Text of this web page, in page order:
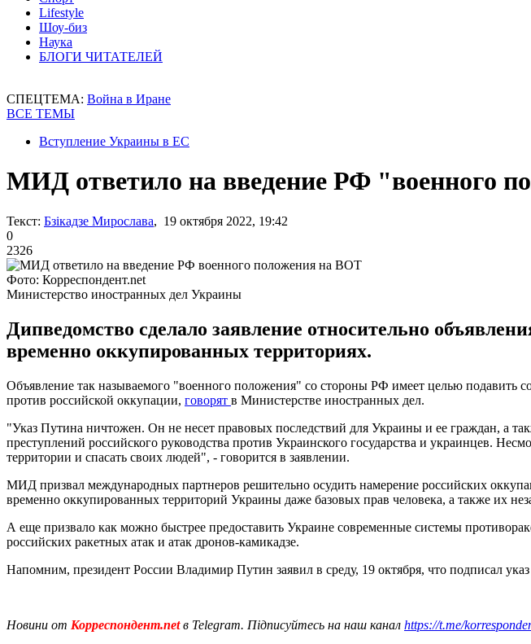
Lifestyle
Шоу-биз
Наука
БЛОГИ ЧИТАТЕЛЕЙ
СПЕЦТЕМА: Война в Иране
ВСЕ ТЕМЫ
Вступление Украины в ЕС
МИД ответило на введение РФ "военного
Текст: Бзікадзе Мирослава, 19 октября 2022, 19:42
0
2326
Фото: Корреспондент.net
Министерство иностранных дел Украины
Дипведомство сделало заявление относительно
временно оккупированных территориях.
Объявление так называемого "военного положения" со стороны РФ имеет целью
против российской оккупации, говорят в Министерстве иностранных дел.
"Указ Путина ничтожен. Он не несет правовых последствий для Украины и ее граждан, а
преступлений российского руководства против Украинского государства и украинцев.
территории и спасать своих людей", - говорится в заявлении.
МИД призвал международных партнеров решительно осудить намерение российских
временно оккупированных территорий Украины даже базовых прав человека, а также их
А еще призвало как можно быстрее предоставить Украине современные системы
российских ракетных атак и атак дронов-камикадзе.
Напомним, президент России Владимир Путин заявил в среду, 19 октября, что подписал
Новини от Корреспондент.netв Telegram. Підписуйтесь на наш канал https://t.me/